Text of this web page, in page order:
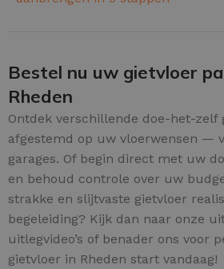
Bestel nu uw gietvloer
Rheden
Ontdek verschillende doe-het-zelf
afgestemd op uw vloerwensen —
garages. Of begin direct met uw
en behoud controle over uw
strakke en slijtvaste gietvloer
begeleiding? Kijk dan naar onze
uitlegvideo’s of benader ons voor
gietvloer in Rheden start vandaag!